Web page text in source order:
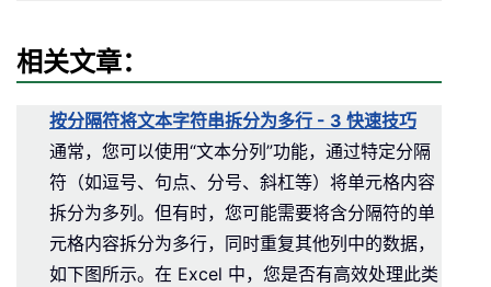
相关文章：
按分隔符将文本字符串拆分为多行 - 3 快速技巧
通常，您可以使用“文本分列”功能，通过特定分隔
符（如逗号、句点、分号、斜杠等）将单元格内容
拆分为多列。但有时，您可能需要将含分隔符的单
元格内容拆分为多行，同时重复其他列中的数据，
如下图所示。在 Excel 中，您是否有高效处理此类